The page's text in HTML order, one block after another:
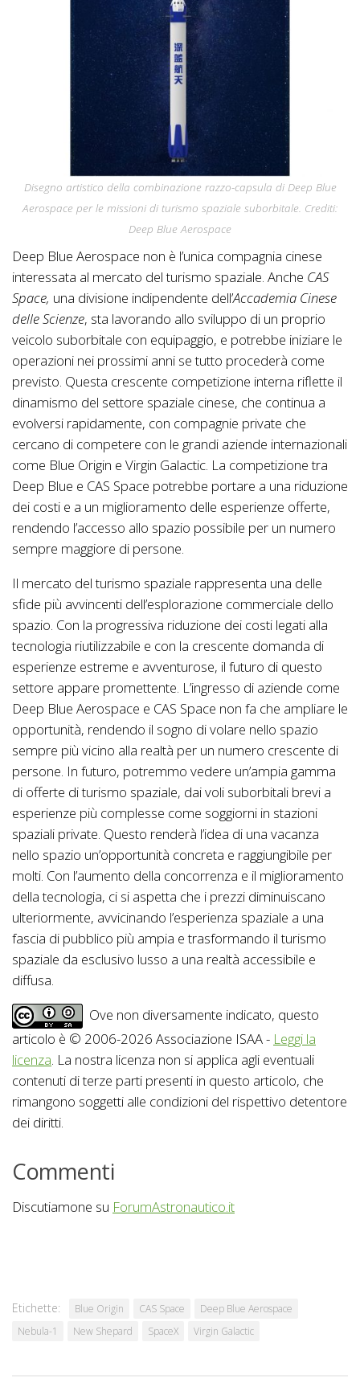
Disegno artistico della combinazione razzo-capsula di Deep Blue
Aerospace per le missioni di turismo spaziale suborbitale. Crediti:
Deep Blue Aerospace
Deep Blue Aerospace non è l’unica compagnia cinese
interessata al mercato del turismo spaziale. Anche CAS
Space, una divisione indipendente dell’Accademia Cinese
delle Scienze, sta lavorando allo sviluppo di un proprio
veicolo suborbitale con equipaggio, e potrebbe iniziare le
operazioni nei prossimi anni se tutto procederà come
previsto. Questa crescente competizione interna riflette il
dinamismo del settore spaziale cinese, che continua a
evolversi rapidamente, con compagnie private che
cercano di competere con le grandi aziende internazionali
come Blue Origin e Virgin Galactic. La competizione tra
Deep Blue e CAS Space potrebbe portare a una riduzione
dei costi e a un miglioramento delle esperienze offerte,
rendendo l’accesso allo spazio possibile per un numero
sempre maggiore di persone.
Il mercato del turismo spaziale rappresenta una delle
sfide più avvincenti dell’esplorazione commerciale dello
spazio. Con la progressiva riduzione dei costi legati alla
tecnologia riutilizzabile e con la crescente domanda di
esperienze estreme e avventurose, il futuro di questo
settore appare promettente. L’ingresso di aziende come
Deep Blue Aerospace e CAS Space non fa che ampliare le
opportunità, rendendo il sogno di volare nello spazio
sempre più vicino alla realtà per un numero crescente di
persone. In futuro, potremmo vedere un’ampia gamma
di offerte di turismo spaziale, dai voli suborbitali brevi a
esperienze più complesse come soggiorni in stazioni
spaziali private. Questo renderà l’idea di una vacanza
nello spazio un’opportunità concreta e raggiungibile per
molti. Con l’aumento della concorrenza e il miglioramento
della tecnologia, ci si aspetta che i prezzi diminuiscano
ulteriormente, avvicinando l’esperienza spaziale a una
fascia di pubblico più ampia e trasformando il turismo
spaziale da esclusivo lusso a una realtà accessibile e
diffusa.
Ove non diversamente indicato, questo
articolo è © 2006-2026 Associazione ISAA - Leggi la
licenza. La nostra licenza non si applica agli eventuali
contenuti di terze parti presenti in questo articolo, che
rimangono soggetti alle condizioni del rispettivo detentore
dei diritti.
Commenti
Discutiamone su ForumAstronautico.it
Etichette: Blue Origin CAS Space
Deep Blue Aerospace
Nebula-1
New Shepard SpaceX Virgin Galactic